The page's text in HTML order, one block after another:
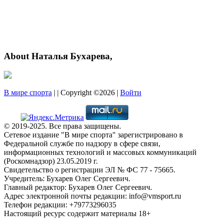
About Наталья Бухарева,
В мире спорта | | Copyright ©2026 | Войти
© 2019-2025. Все права защищены.
Сетевое издание "В мире спорта" зарегистрировано в
Федеральной службе по надзору в сфере связи,
информационных технологий и массовых коммуникаций
(Роскомнадзор) 23.05.2019 г.
Свидетельство о регистрации ЭЛ № ФС 77 - 75665.
Учредитель: Бухарев Олег Сергеевич.
Главный редактор: Бухарев Олег Сергеевич.
Адрес электронной почты редакции: info@vmsport.ru
Телефон редакции: +79773296035
Настоящий ресурс содержит материалы 18+